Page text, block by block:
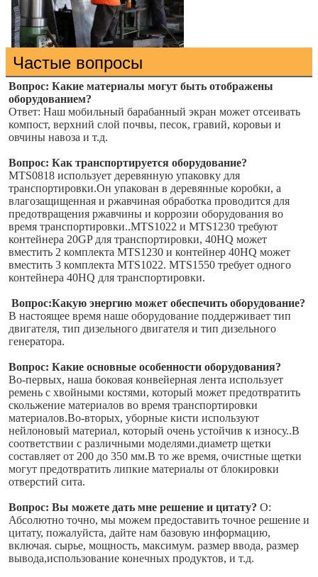
Оставьте
Мы скоро тебе
Отправить
Частые вопросы
Вопрос: Какие материалы могут быть отображены
оборудованием?
Ответ: Наш мобильный барабанный экран может отсеивать
компост, верхний слой почвы, песок, гравий, коровьи и
овчины навоза и т.д.
Вопрос: Как транспортируется оборудование?
MTS0818 использует деревянную упаковку для
транспортировки.Он упакован в деревянные коробки, а
влагозащищенная и ржавчиная обработка проводится для
предотвращения ржавчины и коррозии оборудования во
время транспортировки..MTS1022 и MTS1230 требуют
контейнера 20GP для транспортировки, 40HQ может
вместить 2 комплекта MTS1230 и контейнер 40HQ может
вместить 3 комплекта MTS1022. MTS1550 требует одного
контейнера 40HQ для транспортировки.
Вопрос:Какую энергию может обеспечить оборудование?
В настоящее время наше оборудование поддерживает тип
двигателя, тип дизельного двигателя и тип дизельного
генератора.
Вопрос: Какие основные особенности оборудования?
Во-первых, наша боковая конвейерная лента использует
ремень с хвойными костями, который может предотвратить
скольжение материалов во время транспортировки
материалов.Во-вторых, уборные кисти используют
нейлоновый материал, который очень устойчив к износу..В
соответствии с различными моделями.диаметр щетки
составляет от 200 до 350 мм.В то же время, очистные щетки
могут предотвратить липкие материалы от блокировки
отверстий сита.
Вопрос: Вы можете дать мне решение и цитату? О:
Абсолютно точно, мы можем предоставить точное решение и
цитату, пожалуйста, дайте нам базовую информацию,
включая. сырье, мощность, максимум. размер ввода, размер
вывода,использование конечных продуктов, и т.д.